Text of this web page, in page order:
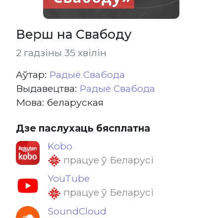
Верш на Свабоду
2 гадзіны 35 хвілін
Aўтар: Радыё Свабода
Выдавецтва: Радыё Свабода
Мова: беларуская
Дзе паслухаць бясплатна
Kobo
працуе ў Беларусі
YouTube
працуе ў Беларусі
SoundCloud